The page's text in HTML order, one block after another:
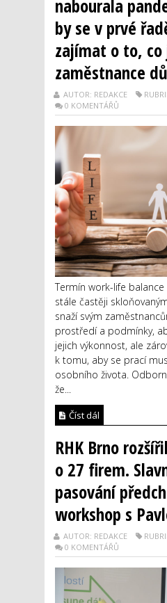
nabourala
by se v prvé
zajímat o to, co
zaměstnance
AUTOR: REDAKCE
0 KOMENTÁŘŮ
Termín work-life
stále častěji
snaží svým
prostředí a podmínky,
jejich výkonnost, ale
k tomu, aby se prací
osobního života.
že...
Číst dál
RHK Brno
o 27 firem.
pasování
workshop s
AUTOR: REDAKCE
0 KOMENTÁŘŮ